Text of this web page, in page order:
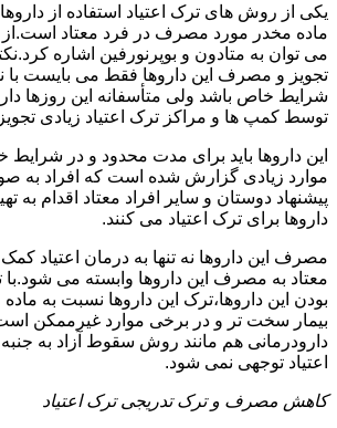
یکی از روش های ترک اعتیاد استفاده از
ماده مخدر مورد مصرف در فرد معتاد است.از
می توان به متادون و بوپرنورفین اشاره
تجویز و مصرف این داروها فقط می بایست با
شرایط خاص باشد ولی متأسفانه این روزها
توسط کمپ ها و مراکز ترک اعتیاد زیادی
این داروها باید برای مدت محدود و در
موارد زیادی گزارش شده است که افراد به
پیشنهاد دوستان و سایر افراد معتاد اقدام به
داروها برای ترک اعتیاد می کنند.
مصرف این داروها نه تنها به درمان اعتیاد
معتاد به مصرف این داروها وابسته می شود.با
بودن این داروها،ترک این داروها نسبت به
بیمار سخت تر و در برخی موارد غیرممکن
دارودرمانی هم مانند روش سقوط آزاد به
اعتیاد توجهی نمی شود.
کاهش مصرف و ترک تدریجی ترک اعتیاد